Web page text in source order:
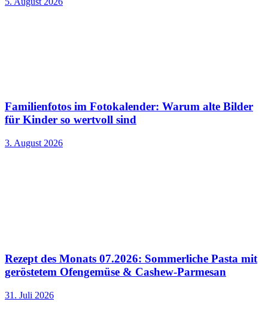
Familienfotos im Fotokalender: Warum alte Bilder
für Kinder so wertvoll sind
3. August 2026
Rezept des Monats 07.2026: Sommerliche Pasta mit
geröstetem Ofengemüse & Cashew-Parmesan
31. Juli 2026